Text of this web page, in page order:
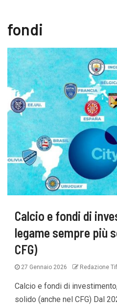
fondi
Calcio e fondi di
legame sempre più
CFG)
27 Gennaio 2026 Redazione
Calcio e fondi di
solido (anche nel CFG) Dal